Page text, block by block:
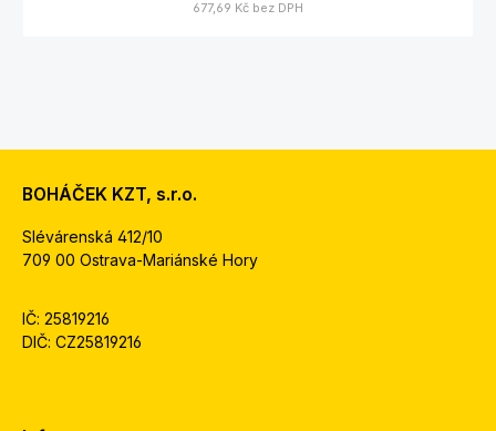
677,69 Kč bez DPH
BOHÁČEK KZT, s.r.o.
Slévárenská 412/10
709 00 Ostrava-Mariánské Hory
IČ: 25819216
DIČ: CZ25819216